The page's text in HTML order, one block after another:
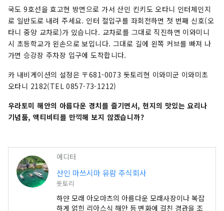
국도 9호선을 효고현 방면으로 가서 산인 킨키도 오타니 인터체인지
로 일반도로 내려 주세요. 인터 절입구를 좌회전하면 첫 번째 신호(오
타니 중앙 교차로)가 있습니다. 교차로를 그대로 직진하면 이와미니
시 초등학교가 왼손으로 보입니다. 그대로 길에 왼쪽 커브를 빠져 나
가면 승강장 주차장 입구에 도착합니다.
카 내비게이션의 설정은 〒681-0073 돗토리현 이와미군 이와미초
오타니 2182(TEL 0857-73-1212)
우라토미 해안의 아름다운 경치를 즐기면서, 현지의 맛있는 요리나
기념품, 액티비티를 만끽해 보지 않겠습니까?
에디터
산인 마쓰시마 유람 주식회사
돗토리
하얀 모래 아오마츠의 아름다운 모래사장이나 복잡
하게 얽힌 리아스식 해안 등 변화에 걸친 경관을 조